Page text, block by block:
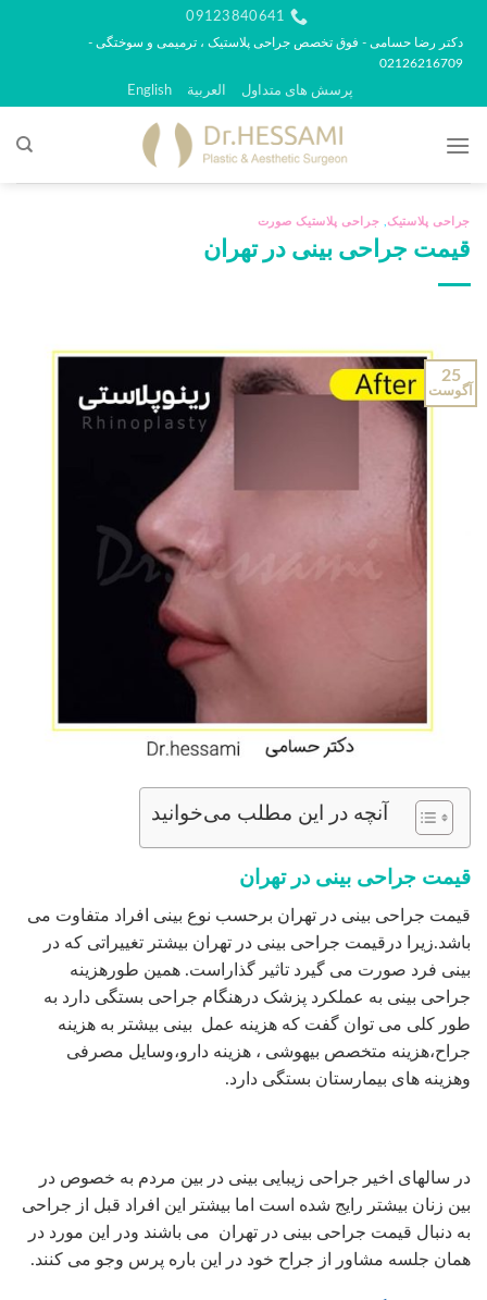
محتوا
09123840641
دکتر رضا حسامی - فوق تخصص جراحی پلاستیک ، ترمیمی و سوختگی -
02126216709
پرسش های متداول العربية English
جراحی پلاستیک جراحی پلاستیک صورت
قیمت جراحی بینی در تهران
25
آگوست
آنچه در این مطلب می‌خوانید
قیمت جراحی بینی در تهران
قیمت جراحی بینی در تهران برحسب نوع بینی افراد متفاوت می
باشد.زیرا درقیمت جراحی بینی در تهران بیشتر تغییراتی که در
بینی فرد صورت می گیرد تاثیر گذاراست. همین طورهزینه
جراحی بینی به عملکرد پزشک درهنگام جراحی بستگی دارد به
طور کلی می توان گفت که هزینه عمل بینی بیشتر به هزینه
جراح،هزینه متخصص بیهوشی ، هزینه دارو،وسایل مصرفی
وهزینه های بیمارستان بستگی دارد.
در سالهای اخیر جراحی زیبایی بینی در بین مردم به خصوص در
بین زنان بیشتر رایج شده است اما بیشتر این افراد قبل از جراحی
به دنبال قیمت جراحی بینی در تهران می باشند ودر این مورد در
همان جلسه مشاور از جراح خود در این باره پرس وجو می کنند.